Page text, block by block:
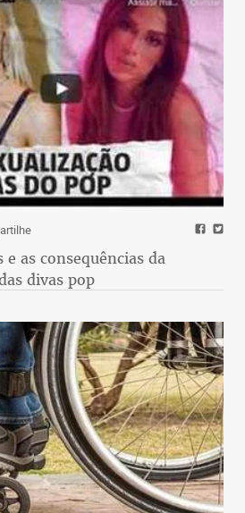
as consequências da
divas pop